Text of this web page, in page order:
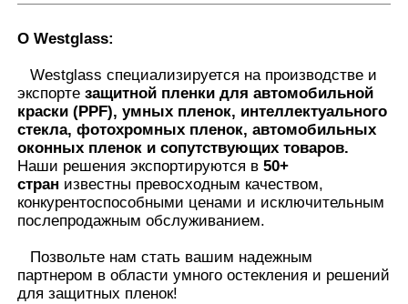
О Westglass:
Westglass специализируется на производстве и
экспортезащитной пленки для автомобильной
краски (PPF), умных пленок, интеллектуального
стекла, фотохромных пленок, автомобильных
оконных пленок и сопутствующих товаров.
Наши решения экспортируются в50+
стран известны превосходным качеством,
конкурентоспособными ценами и исключительным
послепродажным обслуживанием.
Позвольте нам стать вашим надежным
партнером в области умного остекления и решений
для защитных пленок!